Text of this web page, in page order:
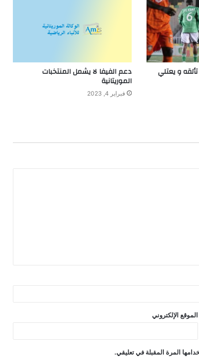
و يعتلي دعم الفيفا لا يشمل المنتخبات
الموريتانية
فبراير 4, 2023
الموقع الإلكتروني
المرة المقبلة في تعليقي.